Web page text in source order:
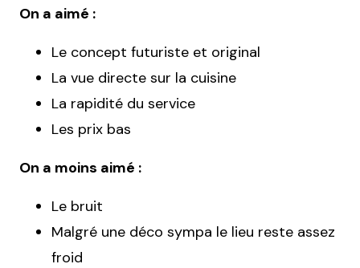
On a aimé :
Le concept futuriste et original
La vue directe sur la cuisine
La rapidité du service
Les prix bas
On a moins aimé :
Le bruit
Malgré une déco sympa le lieu reste assez
froid